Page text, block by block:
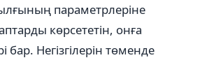
параметрлеріне
көрсететін, онға
Негізгілерін төменде